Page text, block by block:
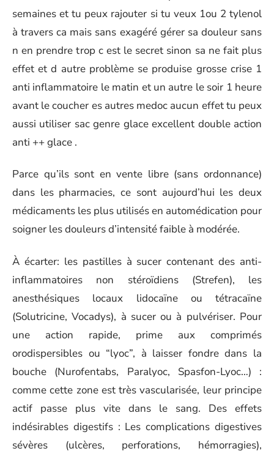
semaines et tu peux rajouter si tu veux 1ou 2 tylenol
à travers ca mais sans exagéré gérer sa douleur sans
n en prendre trop c est le secret sinon sa ne fait plus
effet et d autre problème se produise grosse crise 1
anti inflammatoire le matin et un autre le soir 1 heure
avant le coucher es autres medoc aucun effet tu peux
aussi utiliser sac genre glace excellent double action
anti ++ glace .
Parce qu’ils sont en vente libre (sans ordonnance)
dans les pharmacies, ce sont aujourd’hui les deux
médicaments les plus utilisés en automédication pour
soigner les douleurs d’intensité faible à modérée.
À écarter: les pastilles à sucer contenant des anti-
inflammatoires non stéroïdiens (Strefen), les
anesthésiques locaux lidocaïne ou tétracaïne
(Solutricine, Vocadys), à sucer ou à pulvériser. Pour
une action rapide, prime aux comprimés
orodispersibles ou “lyoc”, à laisser fondre dans la
bouche (Nurofentabs, Paralyoc, Spasfon-Lyoc…) :
comme cette zone est très vascularisée, leur principe
actif passe plus vite dans le sang. Des effets
indésirables digestifs : Les complications digestives
sévères (ulcères, perforations, hémorragies),